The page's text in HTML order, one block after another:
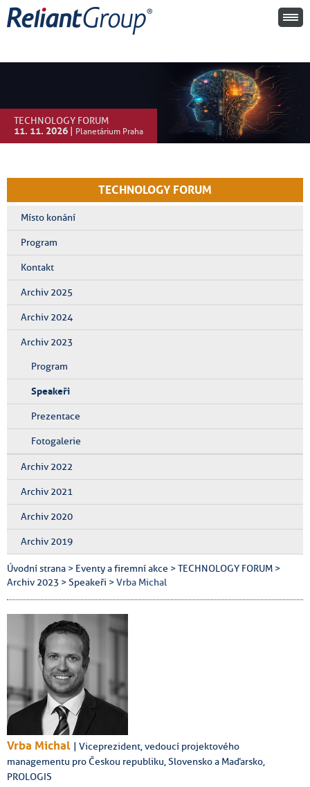
TECHNOLOGY FORUM
11. 11. 2026 | Planetárium Praha
TECHNOLOGY FORUM
Místo konání
Program
Kontakt
Archiv 2025
Archiv 2024
Archiv 2023
Program
Speakeři
Prezentace
Fotogalerie
Archiv 2022
Archiv 2021
Archiv 2020
Archiv 2019
Úvodní strana > Eventy a firemní akce >TECHNOLOGY FORUM >
Archiv 2023 >Speakeři > Vrba Michal
Vrba Michal
| Viceprezident, vedoucí projektového
managementu pro Českou republiku, Slovensko a Maďarsko,
PROLOGIS